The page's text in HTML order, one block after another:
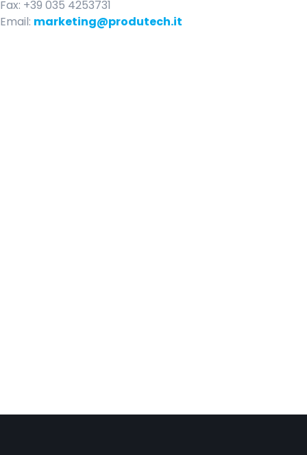
Fax: +39 035 4253731
Email: marketing@produtech.it